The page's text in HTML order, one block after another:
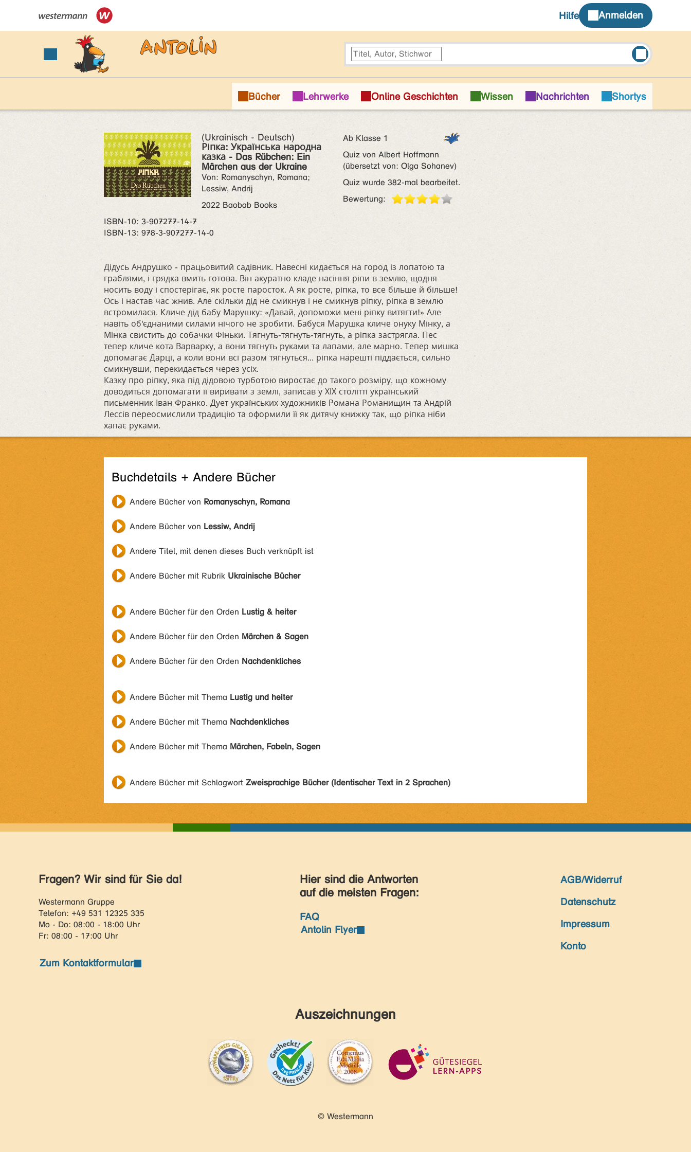
(Ukrainisch - Deutsch)
Ріпка: Українська народна
казка - Das Rübchen: Ein
Märchen aus der Ukraine
Von: Romanyschyn, Romana;
Lessiw, Andrij
2022 Baobab Books
ISBN‑10: 3-907277-14-7
ISBN‑13: 978-3-907277-14-0
Ab Klasse 1
Quiz von Albert Hoffmann
(übersetzt von: Olga Sohanev)
Quiz wurde 382-mal bearbeitet.
Bewertung:
Дідусь Андрушко - працьовитий садівник. Навесні кидається на город із лопатою та
граблями, і грядка вмить готова. Він акуратно кладе насіння ріпи в землю, щодня
носить воду і спостерігає, як росте паросток. А як росте, ріпка, то все більше й більше!
Ось і настав час жнив. Але скільки дід не смикнув і не смикнув ріпку, ріпка в землю
встромилася. Кличе дід бабу Марушку: «Давай, допоможи мені ріпку витягти!» Але
навіть об'єднаними силами нічого не зробити. Бабуся Марушка кличе онуку Мінку, а
Мінка свистить до собачки Фіньки. Тягнуть-тягнуть-тягнуть, а ріпка застрягла. Пес
тепер кличе кота Варварку, а вони тягнуть руками та лапами, але марно. Тепер мишка
допомагає Дарці, а коли вони всі разом тягнуться... ріпка нарешті піддається, сильно
смикнувши, перекидається через усіх.
Казку про ріпку, яка під дідовою турботою виростає до такого розміру, що кожному
доводиться допомагати її виривати з землі, записав у ХІХ столітті український
письменник Іван Франко. Дует українських художників Романа Романищин та Андрій
Лессів переосмислили традицію та оформили її як дитячу книжку так, що ріпка ніби
хапає руками.
Buchdetails + Andere Bücher
Andere Bücher von Romanyschyn, Romana
Andere Bücher von Lessiw, Andrij
Andere Titel, mit denen dieses Buch verknüpft ist
Andere Bücher mit Rubrik Ukrainische Bücher
Andere Bücher für den Orden Lustig & heiter
Andere Bücher für den Orden Märchen & Sagen
Andere Bücher für den Orden Nachdenkliches
Andere Bücher mit Thema Lustig und heiter
Andere Bücher mit Thema Nachdenkliches
Andere Bücher mit Thema Märchen, Fabeln, Sagen
Andere Bücher mit Schlagwort Zweisprachige Bücher (Identischer Text in 2 Sprachen)